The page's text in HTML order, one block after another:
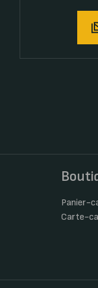
Panier-
Carte-